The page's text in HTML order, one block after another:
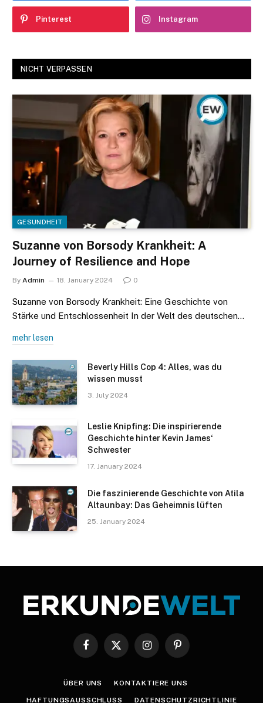
Pinterest Instagram
NICHT VERPASSEN
GESUNDHEIT
Suzanne von Borsody Krankheit: A
Journey of Resilience and Hope
By Admin 18. January 2024 0
Suzanne von Borsody Krankheit: Eine Geschichte von
Stärke und Entschlossenheit In der Welt des deutschen…
mehr lesen
Beverly Hills Cop 4: Alles, was du
wissen musst
3. July 2024
Leslie Knipfing: Die inspirierende
Geschichte hinter Kevin James‘
Schwester
17. January 2024
Die faszinierende Geschichte von Atila
Altaunbay: Das Geheimnis lüften
25. January 2024
Facebook
X
InstagramPinterest
ÜBER UNS KONTAKTIERE UNS
HAFTUNGSAUSSCHLUSS DATENSCHUTZRICHTLINIE